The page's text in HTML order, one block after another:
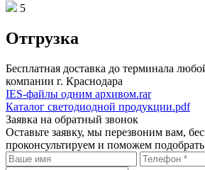
5
Отгрузка
Бесплатная доставка до терминала
компании г. Краснодара
IES-файлы одним архивом.rar
Каталог светодиодной продукции.pdf
Заявка на обратный звонок
Оставьте заявку, мы перезвоним вам,
проконсультируем и поможем